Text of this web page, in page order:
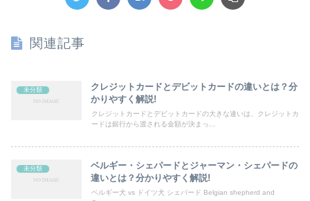
関連記事
未分類
クレジットカードとデビットカードの違いとは？分
かりやすく解説!
クレジットカードとデビットカードの大きな違いは、クレジットカ
ードは銀行から渡される金額が決まっ...
未分類
ベルギー・シェパードとジャーマン・シェパードの
違いとは？分かりやすく解説!
ベルギー犬 vs ドイツ犬 シェパード Belgian shepherd and